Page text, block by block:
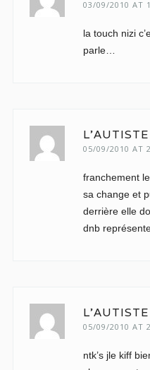
03/09/2010 AT
la touch nizi
parle…
L'AUTISTE
05/09/2010 AT
franchement
sa change et
derrière elle
dnb
L'AUTISTE
05/09/2010 AT
ntk’s jle kiff